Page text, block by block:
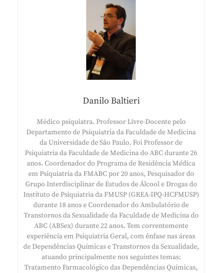
Danilo Baltieri
Médico psiquiatra. Professor Livre-Docente pelo
Departamento de Psiquiatria da Faculdade de Medicina
da Universidade de São Paulo. Foi Professor de
Psiquiatria da Faculdade de Medicina do ABC durante 26
anos. Coordenador do Programa de Residência Médica
em Psiquiatria da FMABC por 20 anos, Pesquisador do
Grupo Interdisciplinar de Estudos de Álcool e Drogas do
Instituto de Psiquiatria da FMUSP (GREA-IPQ-HCFMUSP)
durante 18 anos e Coordenador do Ambulatório de
Transtornos da Sexualidade da Faculdade de Medicina do
ABC (ABSex) durante 22 anos. Tem correntemente
experiência em Psiquiatria Geral, com ênfase nas áreas
de Dependências Químicas e Transtornos da Sexualidade,
atuando principalmente nos seguintes temas:
Tratamento Farmacológico das Dependências Químicas,